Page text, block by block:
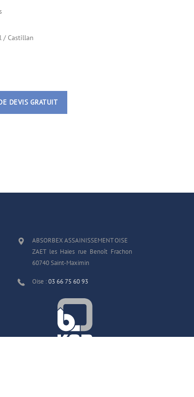
/ Castillan
DEVIS GRATUIT
ABSORBEX ASSAINISSEMENT OISE
ZAET les Haies rue Benoît Frachon
60740 Saint-Maximin
Oise :03 66 75 60 93